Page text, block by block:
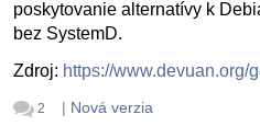
poskytovanie alternatívy k
bez SystemD.
Zdroj: https://www.devuan.org/
2 | Nová verzia